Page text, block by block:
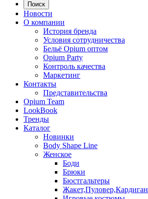
Поиск
Новости
О компании
История бренда
Условия сотрудничества
Бельё Opium оптом
Opium Party
Контроль качества
Маркетинг
Контакты
Представительства
Opium Team
LookBook
Тренды
Каталог
Новинки
Body Shape Line
Женское
Боди
Брюки
Бюстгальтеры
Жакет,Пуловер,Кардиган